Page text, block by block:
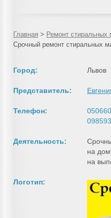
Главная > Ремонт
Срочный ремонт стиральных
Город: Львов
Представитель:
Телефон:
Деятельность:
на
на
Логотип: